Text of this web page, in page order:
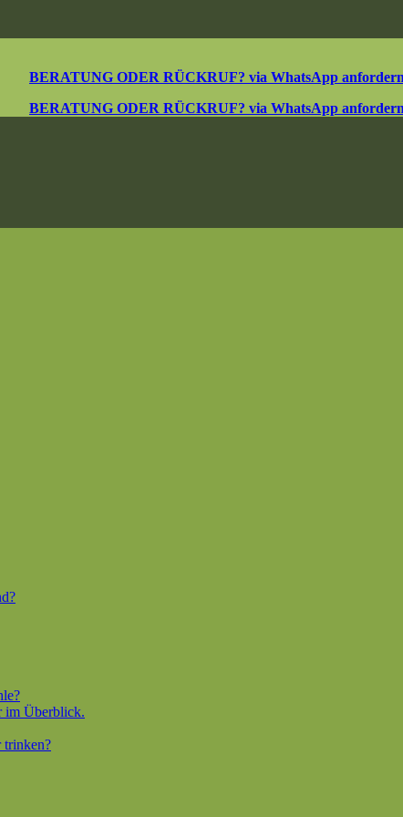
BERATUNG ODER RÜCKRUF? via WhatsApp
BERATUNG ODER RÜCKRUF? via WhatsApp
im Überblick.
trinken?